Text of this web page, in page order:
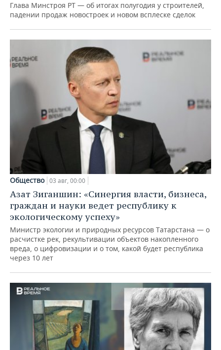
Глава Минстроя РТ — об итогах полугодия у строителей,
падении продаж новостроек и новом всплеске сделок
Общество 03 авг, 00:00
Азат Зиганшин: «Синергия власти, бизнеса,
граждан и науки ведет республику к
экологическому успеху»
Министр экологии и природных ресурсов Татарстана — о
расчистке рек, рекультивации объектов накопленного
вреда, о цифровизации и о том, какой будет республика
через 10 лет